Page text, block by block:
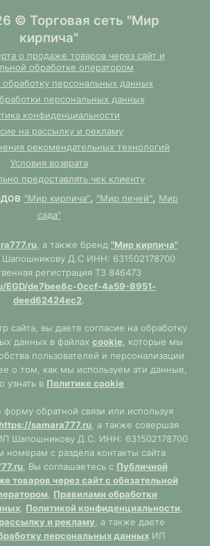
© Торговая сеть "Мир
кирпича"
о продаже товаров через сайт и
обработке оператором
обработку персональных данных
персональных данных
конфиденциальности
на рассылку и рекламу
рекомендательных технологий
Условия возврата
предоставлять чек клиенту
"Мир кирпича", "Мир печей", Мир
сада"
, а также бренд "Мир кирпича"
Д.С ИНН: 631502178700
регистрация ТЗ 846473
EGD/de7bee8c-0ccf-4a59-8951-
deed62424ec2.
сайта, вы даете согласие на обработку
данных в файлах cookie , которые мы
пользователей и персонализации
о том, как мы используем эти данные,
узнать в Политике cookie
обратной связи или используя
https://samara777.ru , а также совершая
Шапошникову Д.С. ИНН: 631502178700
с раздела контакты сайта
, Вы соглашаетесь с Публичной
товаров через сайт с обязательной
Правилами обработки
Политикой конфиденциальности
и рекламу , а также даете
персональных данныхИП